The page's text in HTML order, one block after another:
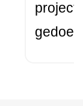
project